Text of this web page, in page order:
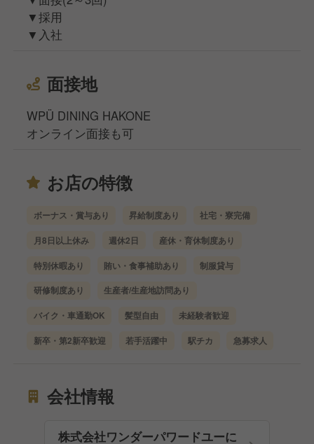
▼採用
▼入社
面接地
WPÜ DINING HAKONE
オンライン面接も可
お店の特徴
ボーナス・賞与あり 昇給制度あり 社宅・寮完備
月8日以上休み 週休2日 産休・育休制度あり
特別休暇あり 賄い・食事補助あり 制服貸与
研修制度あり 生産者/生産地訪問あり
バイク・車通勤OK 髪型自由 未経験者歓迎
新卒・第2新卒歓迎 若手活躍中 駅チカ 急募求人
会社情報
株式会社ワンダーパワードユーに